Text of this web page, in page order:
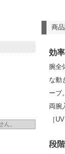
商
効
腕全
な動
ーブ。
両腕
［
段
。